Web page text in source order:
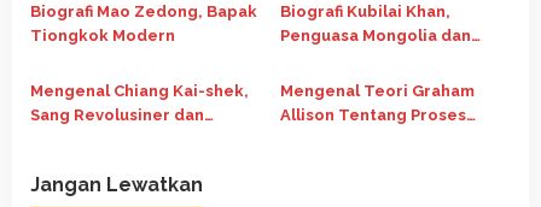
s
Biografi Mao Zedong, Bapak
Tiongkok Modern
Biografi Kubilai Khan,
Penguasa Mongolia dan
Mengenal Chiang Kai-shek,
Sang Revolusiner dan
Mengenal Teori Graham
Allison Tentang Proses
Jangan Lewatkan